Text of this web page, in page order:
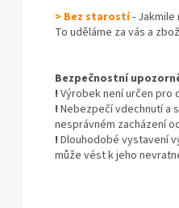
> Bez starostí- Jakmile
To uděláme za vás a
Bezpečnostní
! Výrobek není určen pro
! Nebezpečí vdechnutí a
nesprávném zacházení
! Dlouhodobé vystavení
může vést k jeho